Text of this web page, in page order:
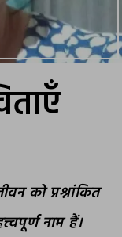
को प्रश्नांकित
नाम हैं।